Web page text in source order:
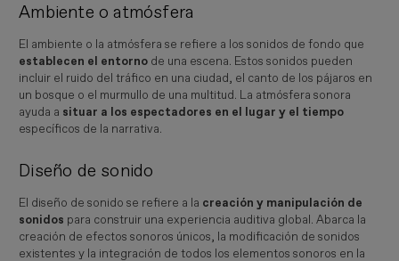
Ambiente o atmósfera
El ambiente o la atmósfera se refiere a los sonidos de fondo que
establecen el entorno de una escena. Estos sonidos pueden
incluir el ruido del tráfico en una ciudad, el canto de los pájaros en
un bosque o el murmullo de una multitud. La atmósfera sonora
ayuda a situar a los espectadores en el lugar y el tiempo
específicos de la narrativa.
Diseño de sonido
El diseño de sonido se refiere a la creación y manipulación de
sonidos para construir una experiencia auditiva global. Abarca la
creación de efectos sonoros únicos, la modificación de sonidos
existentes y la integración de todos los elementos sonoros en la